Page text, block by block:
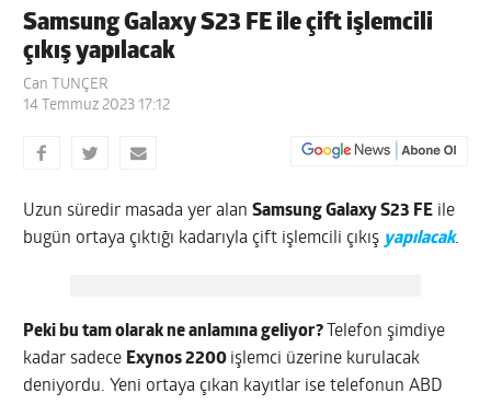
Samsung Galaxy S23 FE ile çift işlemcili
çıkış yapılacak
Can TUNÇER
14 Temmuz 2023 17:12
Uzun süredir masada yer alanSamsung Galaxy S23 FE ile
bugün ortaya çıktığı kadarıyla çift işlemcili çıkış yapılacak.
Peki bu tam olarak ne anlamına geliyor?
Telefon şimdiye
kadar sadece Exynos 2200 işlemci üzerine kurulacak
deniyordu. Yeni ortaya çıkan kayıtlar ise telefonun ABD